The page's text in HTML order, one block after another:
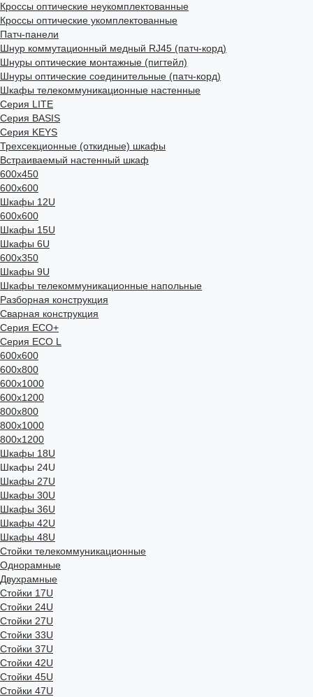
Кроссы оптические неукомплектованные
Кроссы оптические укомплектованные
Патч-панели
Шнур коммутационный медный RJ45 (патч-корд)
Шнуры оптические монтажные (пигтейл)
Шнуры оптические соединительные (патч-корд)
Шкафы телекоммуникационные настенные
Cерия LITE
Cерия BASIS
Cерия KEYS
Трехсекционные (откидные) шкафы
Встраиваемый настенный шкаф
600x450
600x600
Шкафы 12U
600x600
Шкафы 15U
Шкафы 6U
600x350
Шкафы 9U
Шкафы телекоммуникационные напольные
Разборная конструкция
Сварная конструкция
Серия ECO+
Серия ECO L
600x600
600x800
600х1000
600х1200
800x800
800х1000
800х1200
Шкафы 18U
Шкафы 24U
Шкафы 27U
Шкафы 30U
Шкафы 36U
Шкафы 42U
Шкафы 48U
Стойки телекоммуникационные
Однорамные
Двухрамные
Стойки 17U
Стойки 24U
Стойки 27U
Стойки 33U
Стойки 37U
Стойки 42U
Стойки 45U
Стойки 47U